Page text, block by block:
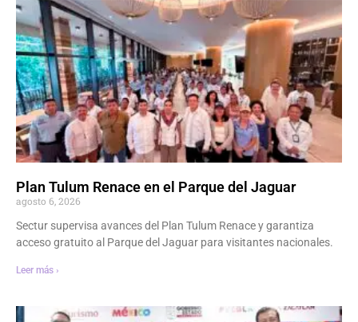
Plan Tulum Renace en el Parque del Jaguar
agosto 6, 2026
Sectur supervisa avances del Plan Tulum Renace y garantiza
acceso gratuito al Parque del Jaguar para visitantes nacionales.
Leer más ›